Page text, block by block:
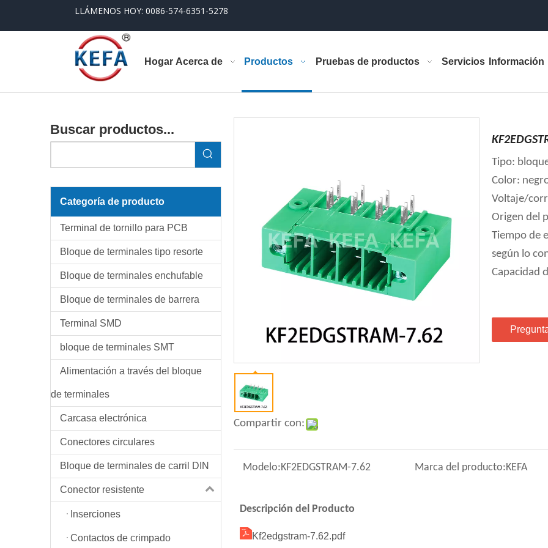
LLÁMENOS HOY: 0086-574-6351-5278
Hogar Acerca de Productos Pruebas de productos Servicios Información
Buscar productos...
Categoría de producto
Terminal de tornillo para PCB
Bloque de terminales tipo resorte
Bloque de terminales enchufable
Bloque de terminales de barrera
Terminal SMD
bloque de terminales SMT
Alimentación a través del bloque
de terminales
Carcasa electrónica
Conectores circulares
Bloque de terminales de carril DIN
Conector resistente
Inserciones
Contactos de crimpado
Compartir con:
Tipo:
Color:
Voltaje/
Origen del
Tiempo de
según lo
Capacidad
Modelo:KF2EDGSTRAM-7.62 Marca del producto:KEFA
Descripción del Producto
Kf2edgstram-7.62.pdf